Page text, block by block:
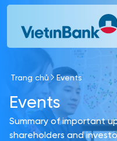
Skip to Main Content
Trang chủ Events
Events
Summary of important
shareholders and